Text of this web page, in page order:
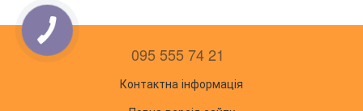
095 555 74 21
Контактна інформація